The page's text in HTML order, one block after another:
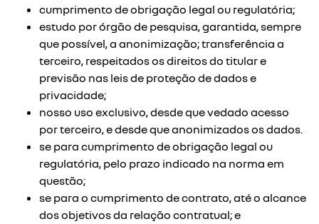
cumprimento de obrigação legal ou regulatória;
estudo por órgão de pesquisa, garantida, sempre
que possível, a anonimização; transferência a
terceiro, respeitados os direitos do titular e
previsão nas leis de proteção de dados e
privacidade;
nosso uso exclusivo, desde que vedado acesso
por terceiro, e desde que anonimizados os dados.
se para cumprimento de obrigação legal ou
regulatória, pelo prazo indicado na norma em
questão;
se para o cumprimento de contrato, até o alcance
dos objetivos da relação contratual; e